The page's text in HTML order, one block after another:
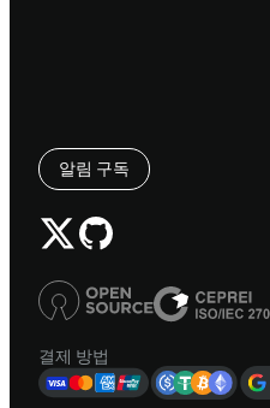
알림 구독
결제 방법